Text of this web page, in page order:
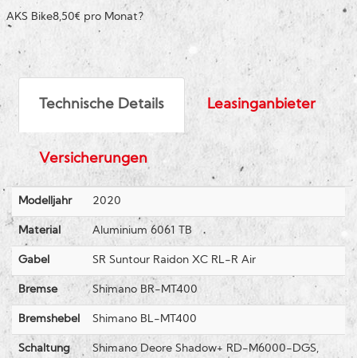
AKS Bike8,50€ pro Monat?
Technische Details Leasinganbieter
Versicherungen
Modelljahr 2020
Material Aluminium 6061 TB
Gabel SR Suntour Raidon XC RL-R Air
Bremse Shimano BR-MT400
Bremshebel Shimano BL-MT400
Schaltung
Shimano Deore Shadow+ RD-M6000-DGS,